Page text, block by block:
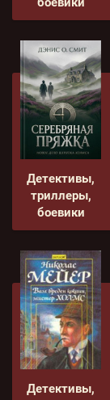
Детективы,
триллеры,
боевики
Детективы,